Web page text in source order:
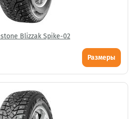
Blizzak Spike-02
Размеры